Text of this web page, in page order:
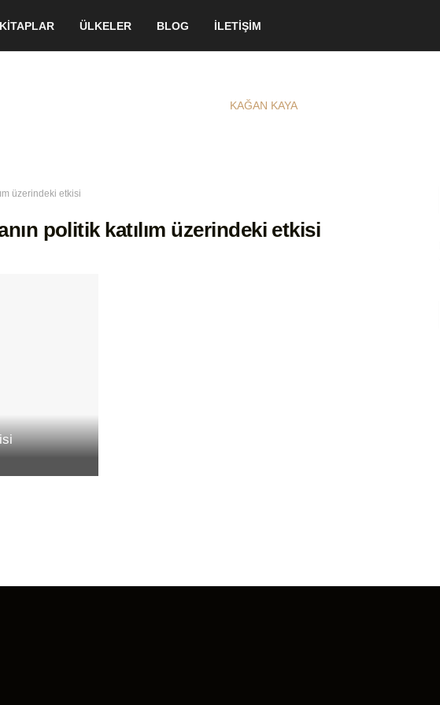
KİTAPLAR ÜLKELER BLOG İLETİŞİM
KAĞAN KAYA
üzerindeki etkisi
politik katılım üzerindeki etkisi